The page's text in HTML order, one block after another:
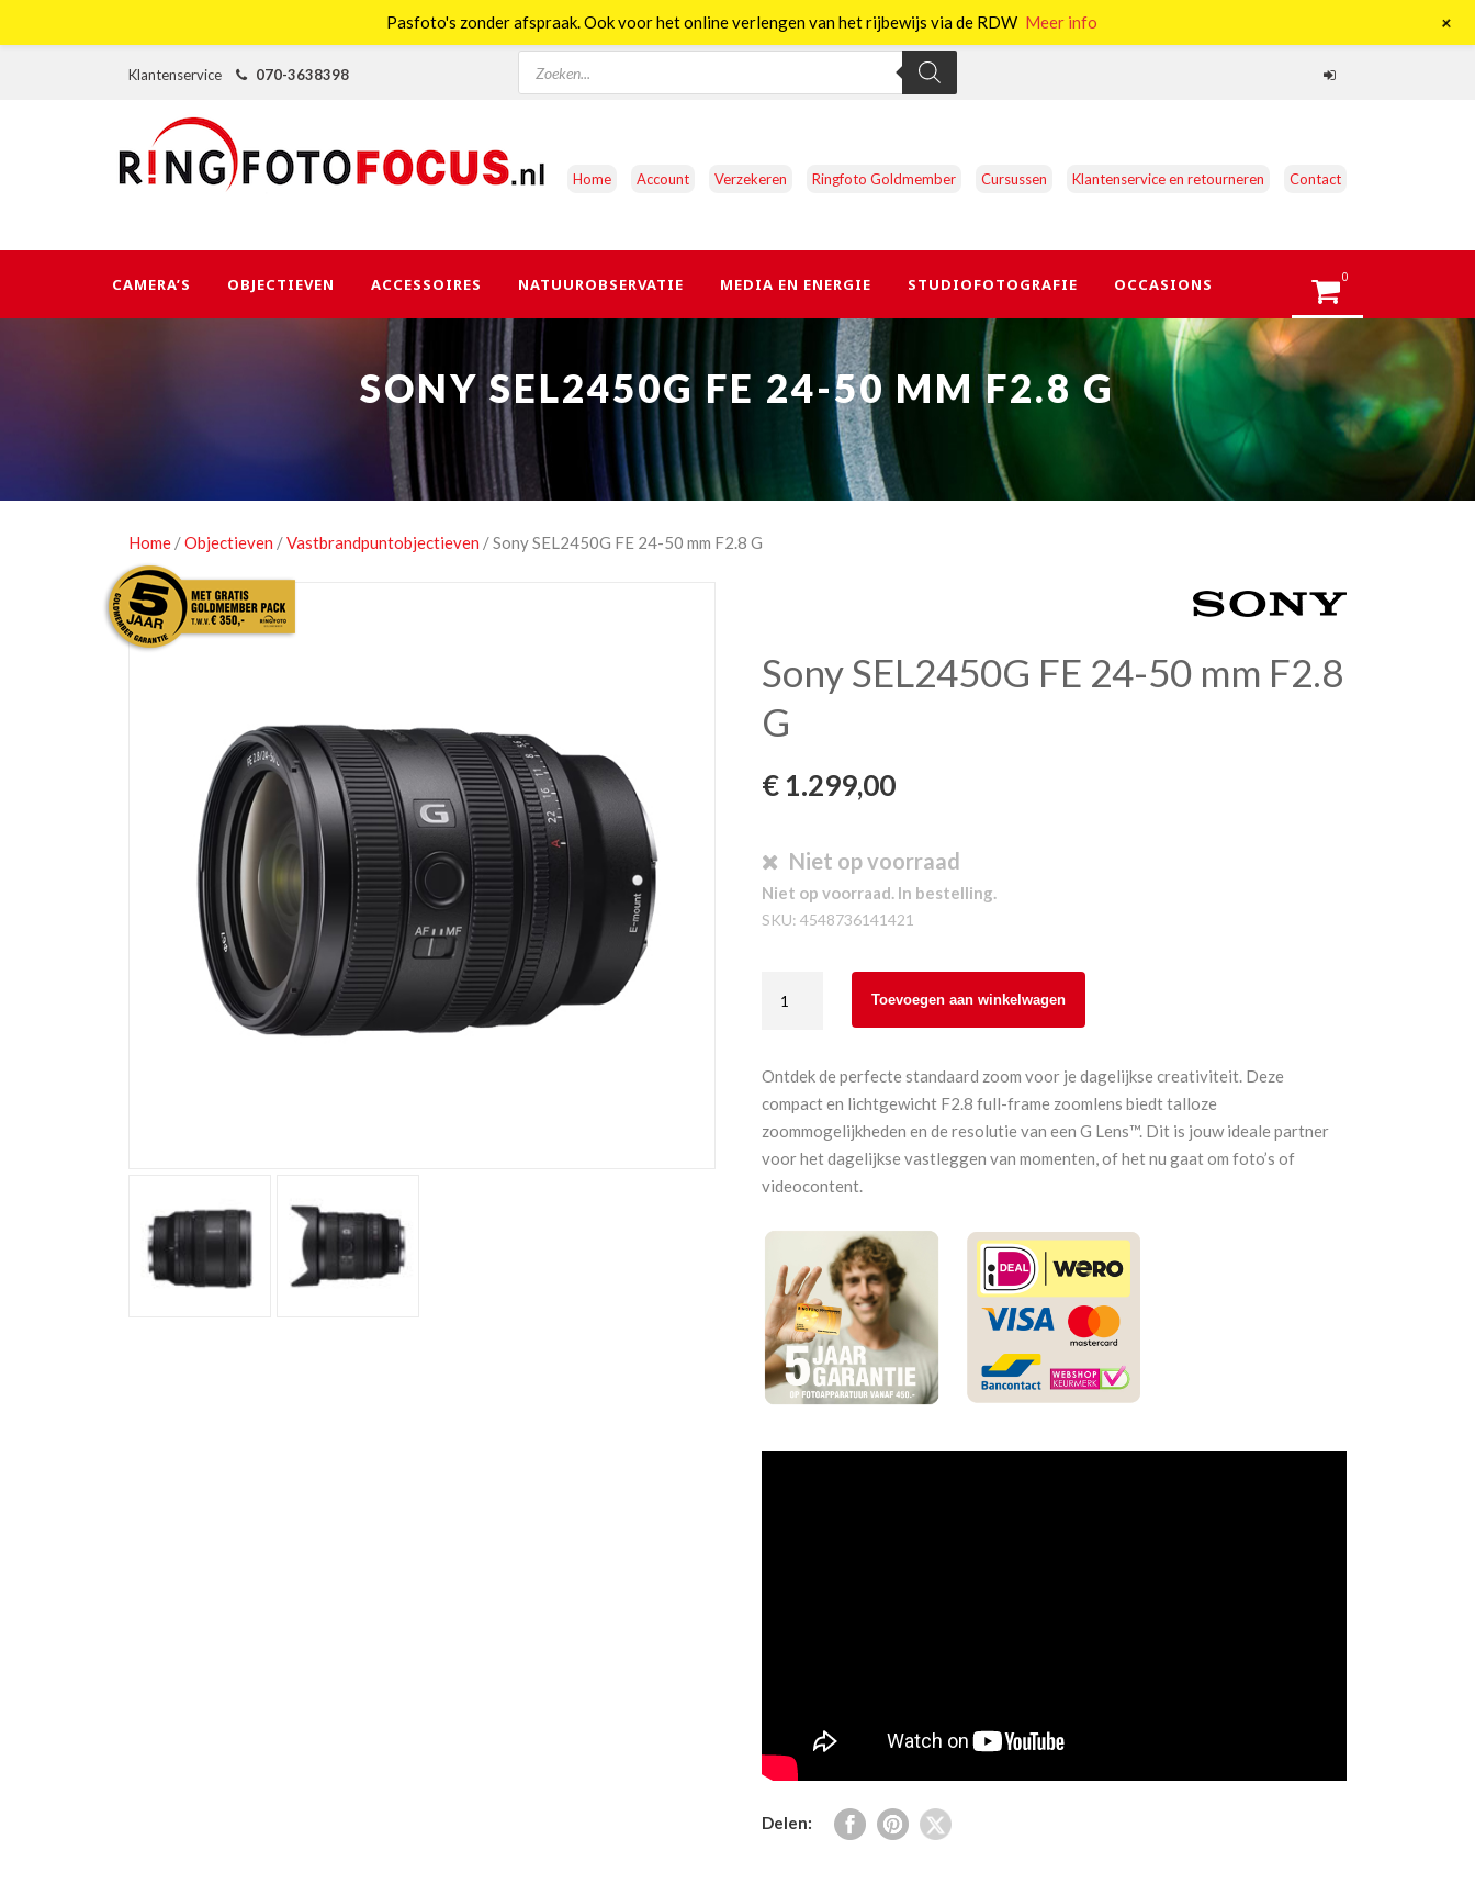
Klantenservice 070-3638398
Producten
zoeken
Home Account Verzekeren Ringfoto Goldmember Cursussen Klantenservice en retourneren Contact
CAMERA’S OBJECTIEVEN ACCESSOIRES NATUUROBSERVATIE MEDIA EN ENERGIE STUDIOFOTOGRAFIE OCCASIONS 0
SONY SEL2450G FE 24-50 MM F2.8 G
Home /Objectieven /Vastbrandpuntobjectieven / Sony SEL2450G FE 24-50 mm F2.8 G
Sony SEL2450G FE 24-50 mm F2.8
G
€ 1.299,00
Niet op voorraad
Niet op voorraad. In bestelling.
SKU:4548736141421
SEL2450G
24-
G
Toevoegen aan winkelwagen
Ontdek de perfecte standaard zoom voor je dagelijkse creativiteit. Deze
compact en lichtgewicht F2.8 full-frame zoomlens biedt talloze
zoommogelijkheden en de resolutie van een G Lens™. Dit is jouw ideale partner
voor het dagelijkse vastleggen van momenten, of het nu gaat om foto’s of
videocontent.
Delen:
Pasfoto's zonder afspraak. Ook voor het online verlengen van het rijbewijs via de RDW Meer info +